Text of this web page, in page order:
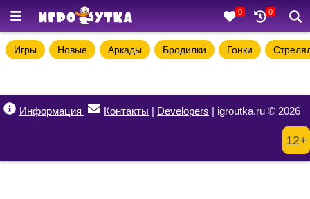
0 0
Игры Новые Аркады Бродилки Гонки
Информация Контакты | Developers | igroutka.ru © 2026
12+